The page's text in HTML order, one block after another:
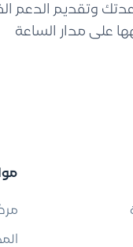
وتقديم الدعم
على مدار الساعة